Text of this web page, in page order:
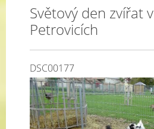
Světový den zvířat
Petrovicích
DSC00177